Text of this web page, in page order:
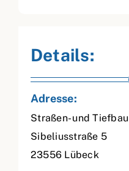
Details:
Adresse:
Straßen- und
Sibeliusstraße 5
23556 Lübeck